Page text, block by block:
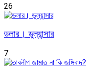
26
ডলার। ডুল্যান্সার
7